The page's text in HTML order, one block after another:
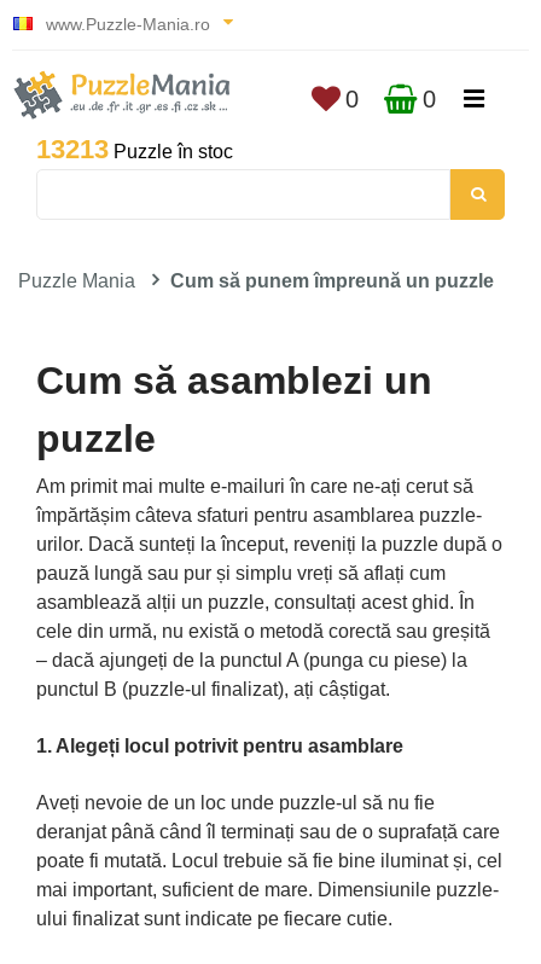
www.Puzzle-Mania.ro
13213 Puzzle în stoc
0 0
Puzzle Mania Cum să punem împreună un puzzle
Cum să asamblezi un
puzzle
Am primit mai multe e-mailuri în care ne-ați cerut să
împărtășim câteva sfaturi pentru asamblarea puzzle-
urilor. Dacă sunteți la început, reveniți la puzzle după o
pauză lungă sau pur și simplu vreți să aflați cum
asamblează alții un puzzle, consultați acest ghid. În
cele din urmă, nu există o metodă corectă sau greșită
– dacă ajungeți de la punctul A (punga cu piese) la
punctul B (puzzle-ul finalizat), ați câștigat.
1. Alegeți locul potrivit pentru asamblare
Aveți nevoie de un loc unde puzzle-ul să nu fie
deranjat până când îl terminați sau de o suprafață care
poate fi mutată. Locul trebuie să fie bine iluminat și, cel
mai important, suficient de mare. Dimensiunile puzzle-
ului finalizat sunt indicate pe fiecare cutie.